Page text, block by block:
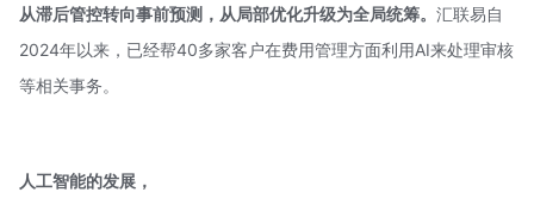
从滞后管控转向事前预测，从局部优化升级为全局统筹。 汇联易自
2024年以来，已经帮40多家客户在费用管理方面利用AI来处理审核
等相关事务。
人工智能的发展，